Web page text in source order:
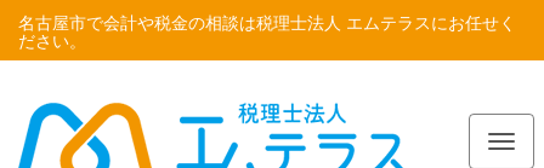
名古屋市で会計や税金の相談は税理士法人 エムテラスにお任せく
ださい。